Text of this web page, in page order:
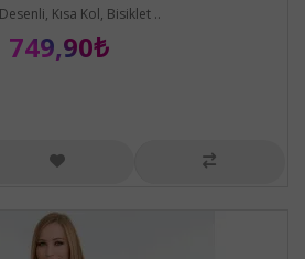
Kısa Kol, Bisiklet ..
749,90₺